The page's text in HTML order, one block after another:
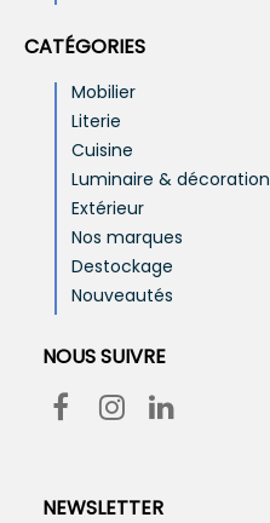
CATÉGORIES
Mobilier
Literie
Cuisine
Luminaire & décoration
Extérieur
Nos marques
Destockage
Nouveautés
NOUS SUIVRE
NEWSLETTER